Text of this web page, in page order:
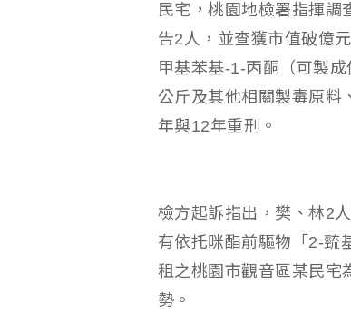
民宅，桃園地檢署指揮調
告2人，並查獲市值破億
甲基苯基-1-丙酮（可製
公斤及其他相關製毒原料
年與12年重刑。
檢方起訴指出，樊、林2
有依托咪酯前驅物「2-巰
租之桃園市觀音區某民宅
勢。